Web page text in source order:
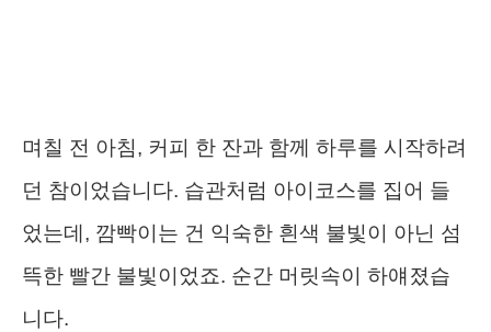
며칠 전 아침, 커피 한 잔과 함께 하루를 시작하려
던 참이었습니다. 습관처럼 아이코스를 집어 들
었는데, 깜빡이는 건 익숙한 흰색 불빛이 아닌 섬
뜩한 빨간 불빛이었죠. 순간 머릿속이 하얘졌습
니다.